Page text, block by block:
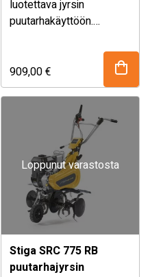
luotettava jyrsin
puutarhakäyttöön.
voitelumahdollisuus.
Säädettävä ja taitettava
työntöaisa, vetotanko ja
kasvisuojat parantavat
käytettävyyttä ja
helpottavat säilytystä.
Lisävarusteena on
saatavana metallipyörillä
varustettu vakoaura.
909,00€
Loppunut varastosta
Stiga SRC 775 RB
puutarhajyrsin